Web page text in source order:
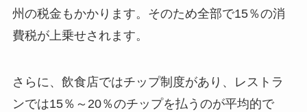
州の税金もかかります。そのため全部で15％の消
費税が上乗せされます。
さらに、飲食店ではチップ制度があり、レストラ
ンでは15％～20％のチップを払うのが平均的で